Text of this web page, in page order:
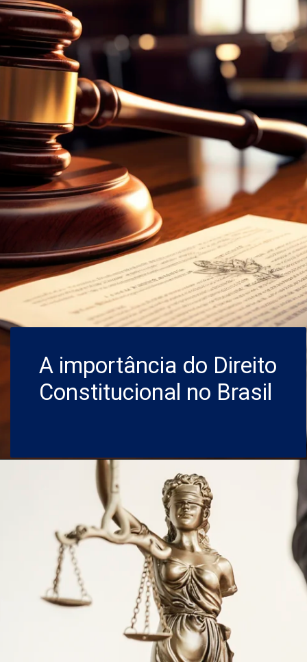
A importância do Direito
Constitucional no Brasil